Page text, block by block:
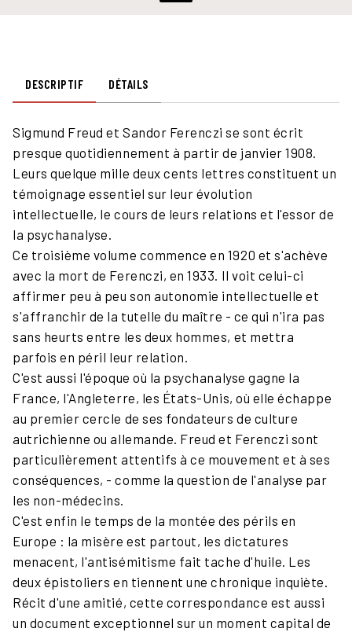
DESCRIPTIF DÉTAILS
Sigmund Freud et Sandor Ferenczi se sont écrit
presque quotidiennement à partir de janvier 1908.
Leurs quelque mille deux cents lettres constituent un
témoignage essentiel sur leur évolution
intellectuelle, le cours de leurs relations et l'essor de
la psychanalyse.
Ce troisième volume commence en 1920 et s'achève
avec la mort de Ferenczi, en 1933. Il voit celui-ci
affirmer peu à peu son autonomie intellectuelle et
s'affranchir de la tutelle du maître - ce qui n'ira pas
sans heurts entre les deux hommes, et mettra
parfois en péril leur relation.
C'est aussi l'époque où la psychanalyse gagne la
France, l'Angleterre, les États-Unis, où elle échappe
au premier cercle de ses fondateurs de culture
autrichienne ou allemande. Freud et Ferenczi sont
particulièrement attentifs à ce mouvement et à ses
conséquences, - comme la question de l'analyse par
les non-médecins.
C'est enfin le temps de la montée des périls en
Europe : la misère est partout, les dictatures
menacent, l'antisémitisme fait tache d'huile. Les
deux épistoliers en tiennent une chronique inquiète.
Récit d'une amitié, cette correspondance est aussi
un document exceptionnel sur un moment capital de